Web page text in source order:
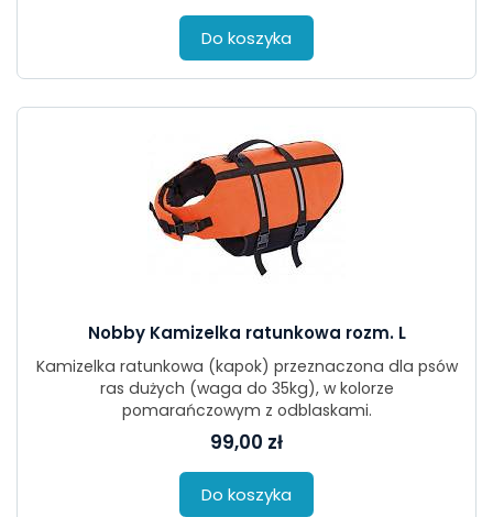
Do koszyka
Nobby Kamizelka ratunkowa rozm. L
Kamizelka ratunkowa (kapok) przeznaczona dla psów
ras dużych (waga do 35kg), w kolorze
pomarańczowym z odblaskami.
99,00 zł
Do koszyka